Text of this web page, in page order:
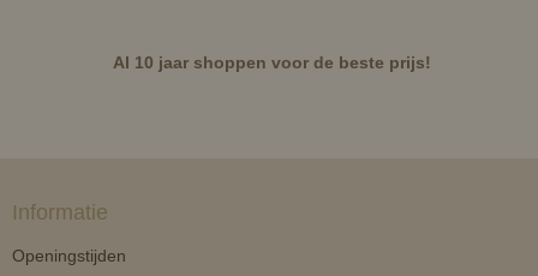
Al 10 jaar shoppen voor de beste prijs!
Informatie
Openingstijden